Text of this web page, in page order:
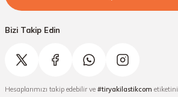
Bizi Takip Edin
Hesaplarımızı takip edebilir ve #tiryakilastikcom